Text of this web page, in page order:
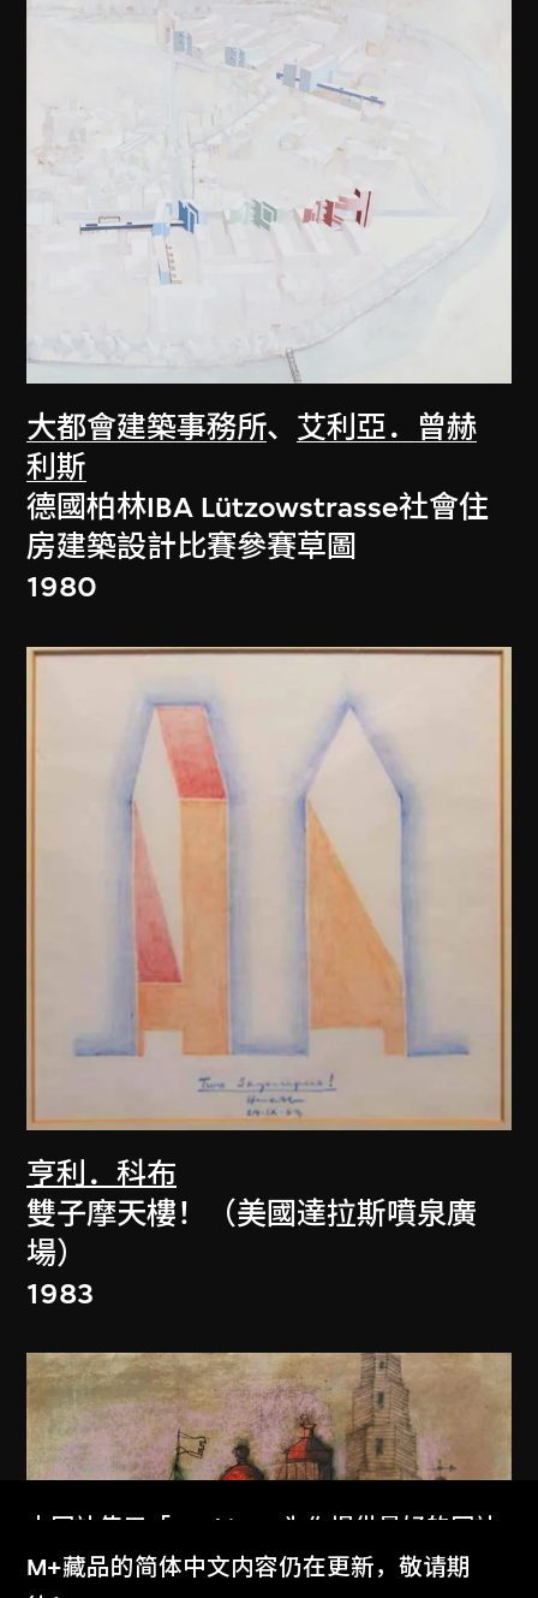
大都會建築事務所、 艾利亞．曾赫
利斯
德國柏林IBA Lützowstrasse社會住
房建築設計比賽參賽草圖
1980
亨利．科布
雙子摩天樓！（美國達拉斯噴泉廣
場）
1983
本网站使用「Cookies」为你提供最好的网站
体验。
M+藏品的简体中文内容仍在更新，敬请期